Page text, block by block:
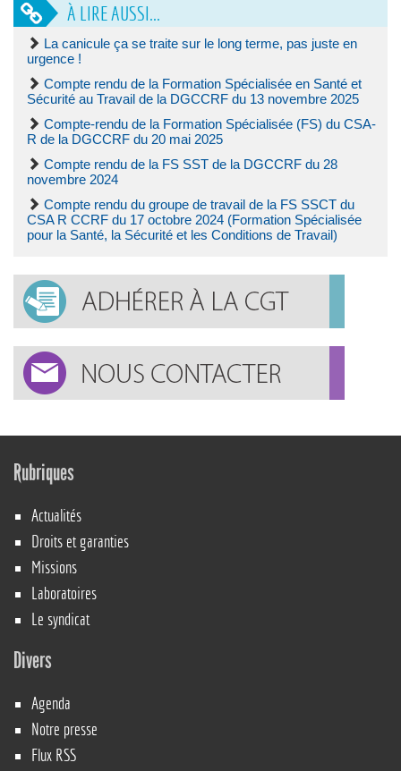
À LIRE AUSSI...
La canicule ça se traite sur le long terme, pas juste en
urgence !
Compte rendu de la Formation Spécialisée en Santé et
Sécurité au Travail de la DGCCRF du 13 novembre 2025
Compte-rendu de la Formation Spécialisée (FS) du CSA-
R de la DGCCRF du 20 mai 2025
Compte rendu de la FS SST de la DGCCRF du 28
novembre 2024
Compte rendu du groupe de travail de la FS SSCT du
CSA R CCRF du 17 octobre 2024 (Formation Spécialisée
pour la Santé, la Sécurité et les Conditions de Travail)
Rubriques
Actualités
Droits et garanties
Missions
Laboratoires
Le syndicat
Divers
Agenda
Notre presse
Flux RSS